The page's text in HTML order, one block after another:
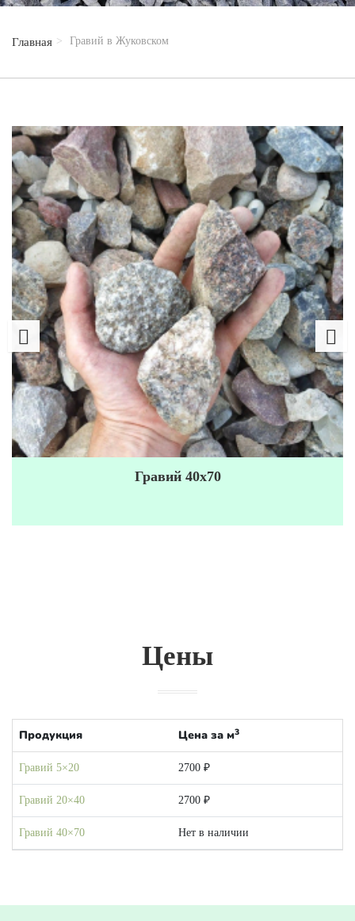
Главная Гравий в Жуковском
Гравий 40х70
Цены
Продукция Цена за м3
Гравий 5×20 2700 ₽
Гравий 20×40 2700 ₽
Гравий 40×70 Нет в наличии